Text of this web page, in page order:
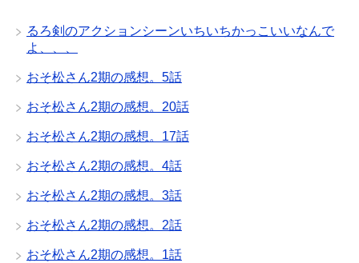
るろ剣のアクションシーンいちいちかっこいいなんで
よ、、、
おそ松さん2期の感想。5話
おそ松さん2期の感想。20話
おそ松さん2期の感想。17話
おそ松さん2期の感想。4話
おそ松さん2期の感想。3話
おそ松さん2期の感想。2話
おそ松さん2期の感想。1話